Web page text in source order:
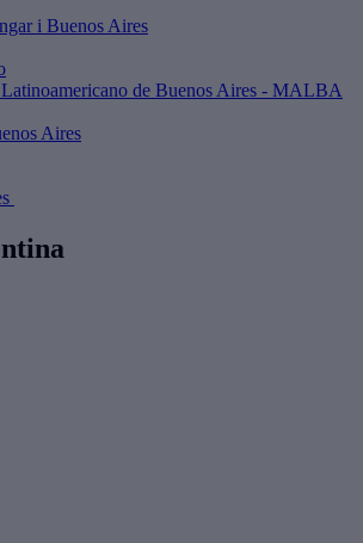
i Buenos Aires
de Buenos Aires - MALBA
Aires